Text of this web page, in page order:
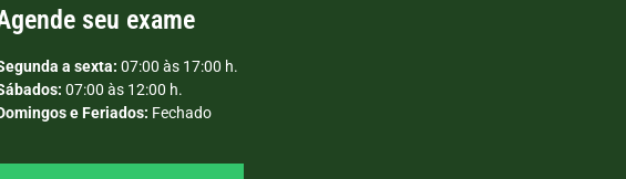
seu exame
a sexta: 07:00 às 17:00 h.
07:00 às 12:00 h.
e Feriados: Fechado